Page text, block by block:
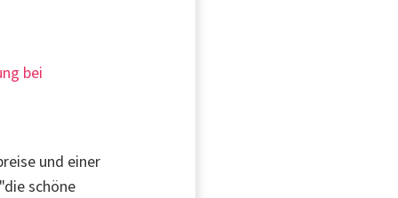
bei
und einer
schöne